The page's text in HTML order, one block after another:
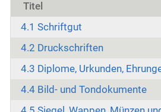
Titel
4.1 Schriftgut
4.2 Druckschriften
4.3 Diplome, Urkunden,
4.4 Bild- und Tondokumente